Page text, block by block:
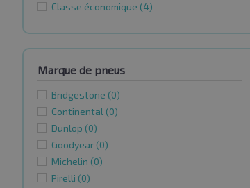
Classe économique (4)
Marque de pneus
Bridgestone (0)
Continental (0)
Dunlop (0)
Goodyear (0)
Michelin (0)
Pirelli (0)